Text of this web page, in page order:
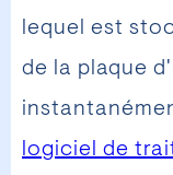
lequel est
de la plaque
logiciel de